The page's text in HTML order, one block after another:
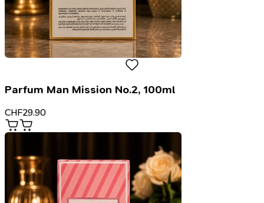
Parfum Man Mission No.2, 100ml
CHF29.90